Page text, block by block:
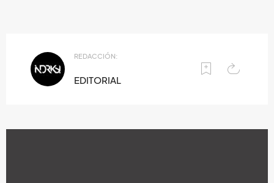
REDACCIÓN:
EDITORIAL